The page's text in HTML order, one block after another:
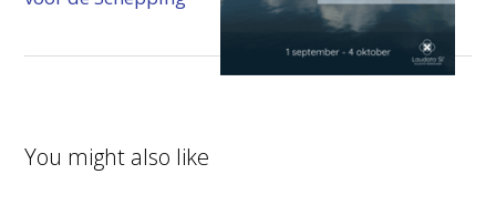
You might also like